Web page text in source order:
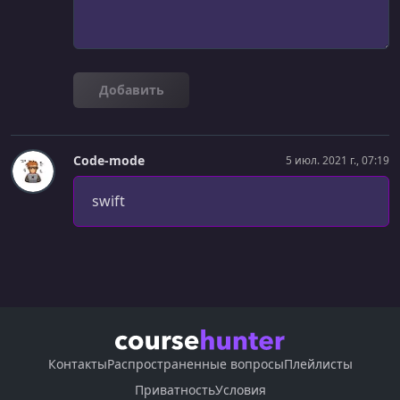
Добавить
Code-mode 5 июл. 2021 г., 07:19
swift
КонтактыРаспространенные вопросыПлейлисты
ПриватностьУсловия